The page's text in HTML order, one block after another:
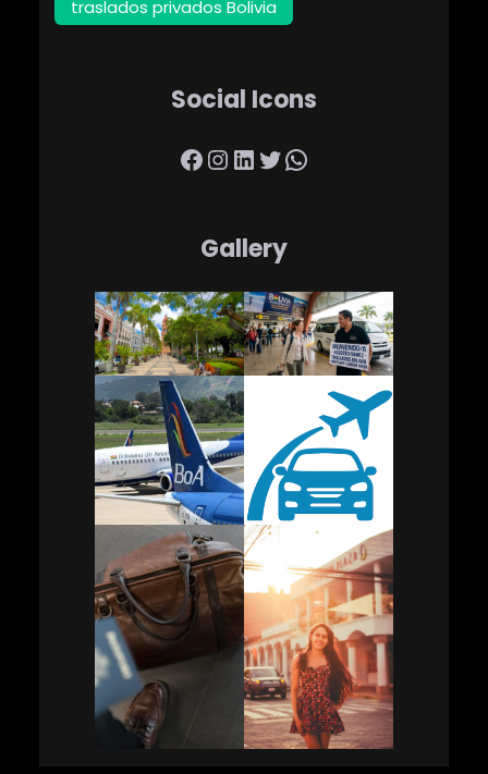
traslados privados Bolivia
Social Icons
Facebook InstagramLinkedIn Twitter WhatsApp
Gallery